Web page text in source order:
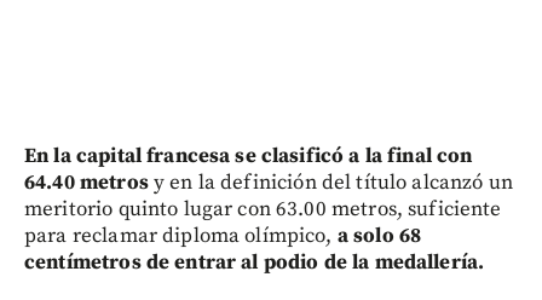
En la capital francesa se clasificó a la final con
64.40 metrosy en la definición del título alcanzó un
meritorio quinto lugar con 63.00 metros, suficiente
para reclamar diploma olímpico, a solo 68
centímetros de entrar al podio de la medallería.